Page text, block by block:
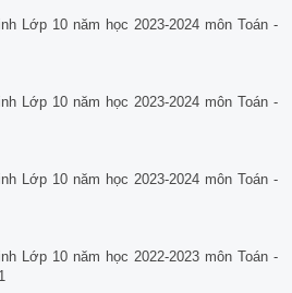
Lớp 10 năm học 2023-2024 môn Toán -
Lớp 10 năm học 2023-2024 môn Toán -
Lớp 10 năm học 2023-2024 môn Toán -
Lớp 10 năm học 2022-2023 môn Toán -